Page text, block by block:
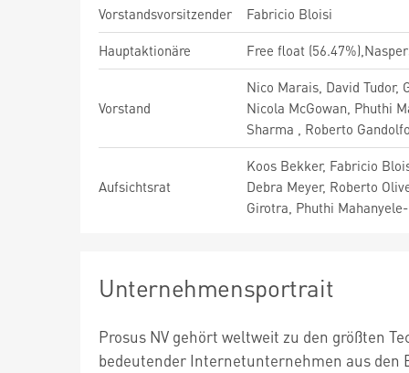
Vorstandsvorsitzender
Fabricio Bloisi
Hauptaktionäre
Free float
Vorstand
Nico Marais, David Tudor,
Nicola McGowan, Phuthi
Sharma , Roberto
Aufsichtsrat
Koos Bekker, Fabricio
Debra Meyer, Roberto
Girotra, Phuthi
Unternehmensportrait
Prosus NV gehört weltweit zu den größten
bedeutender Internetunternehmen aus den